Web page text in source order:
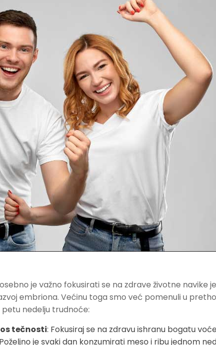
je važno fokusirati se na zdrave životne navike
embriona. Većinu toga smo već pomenuli u
nedelju trudnoće:
tečnosti: Fokusiraj se na zdravu ishranu bogatu
je svaki dan konzumirati meso i ribu jednom